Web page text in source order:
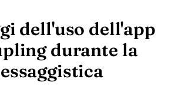
dell'uso dell'app
durante la